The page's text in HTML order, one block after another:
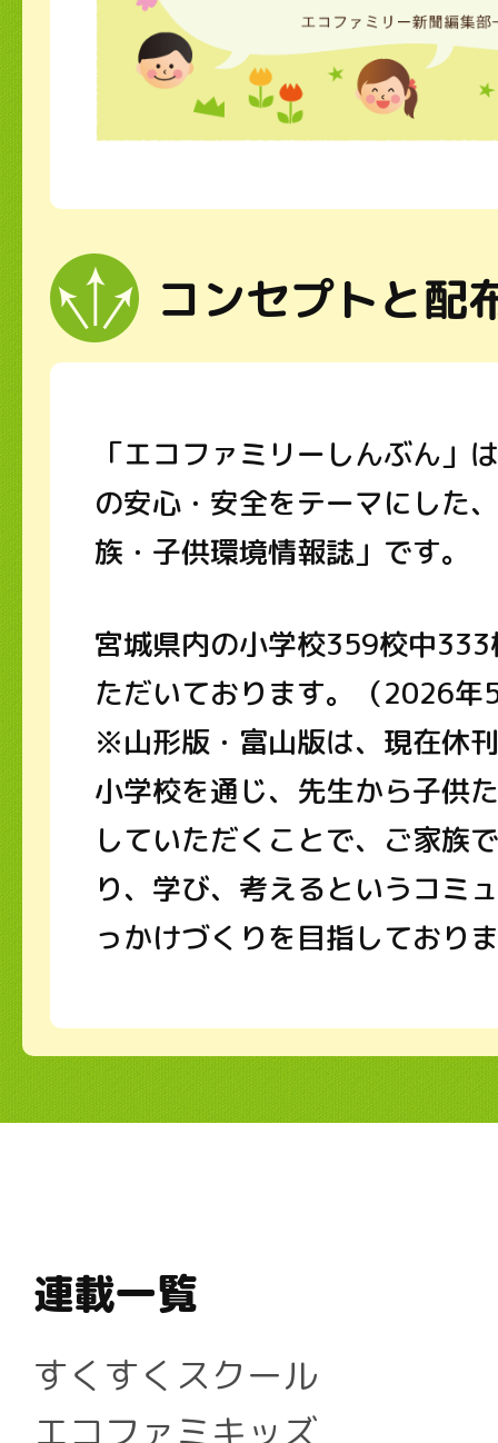
コンセプトと配
「エコファミリーしんぶん」
の安心・安全をテーマにした
族・子供環境情報誌」です。
宮城県内の小学校359校中
ただいております。（2026年
※山形版・富山版は、現在休
小学校を通じ、先生から子供
していただくことで、ご家族
り、学び、考えるというコミ
っかけづくりを目指しており
連載一覧
すくすくスクール
エコファミキッズ